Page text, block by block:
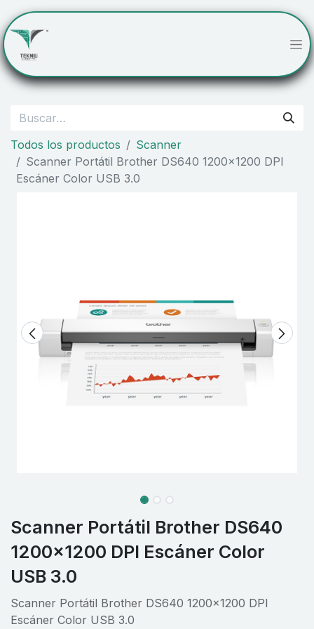
Todos los productos
Scanner
Scanner Portátil Brother DS640 1200x1200 DPI
Escáner Color USB 3.0
Scanner Portátil Brother DS640
1200x1200 DPI Escáner Color
USB 3.0
Scanner Portátil Brother DS640 1200x1200 DPI
Escáner Color USB 3.0